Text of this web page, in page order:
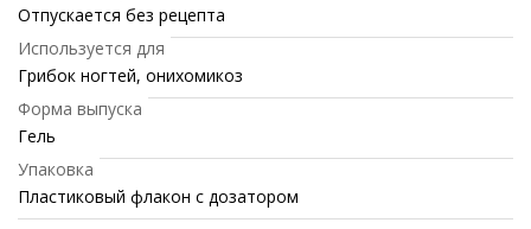
Отпускается без рецепта
Используется для
Грибок ногтей, онихомикоз
Форма выпуска
Гель
Упаковка
Пластиковый флакон с дозатором